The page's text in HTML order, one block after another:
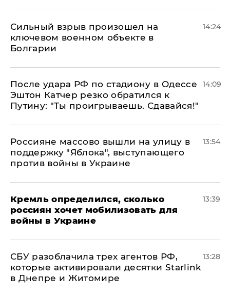
Сильный взрыв произошел на
ключевом военном объекте в
Болгарии
14:24
После удара РФ по стадиону в Одессе
Эштон Катчер резко обратился к
Путину: "Ты проигрываешь. Сдавайся!"
14:09
Россияне массово вышли на улицу в
поддержку "Яблока", выступающего
против войны в Украине
13:54
Кремль определился, сколько
россиян хочет мобилизовать для
войны в Украине
13:39
СБУ разоблачила трех агентов РФ,
которые активировали десятки Starlink
в Днепре и Житомире
13:28